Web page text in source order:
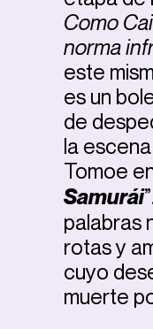
Como
norma
este
es un
de
la
Tomoe
Samurái
palabras
rotas y
cuyo
muerte